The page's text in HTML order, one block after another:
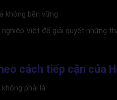
không bền vững
Việt để giải quyết những
cách tiếp cận của
phải là: